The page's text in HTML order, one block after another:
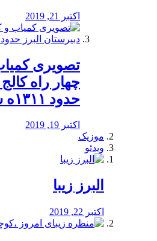
اکتبر 21, 2019
️تصویری
چهار راه
حدود ۱۳۱۱ه ش
اکتبر 19, 2019
موزیک
ویدئو
البرز زیبا
اکتبر 22, 2019